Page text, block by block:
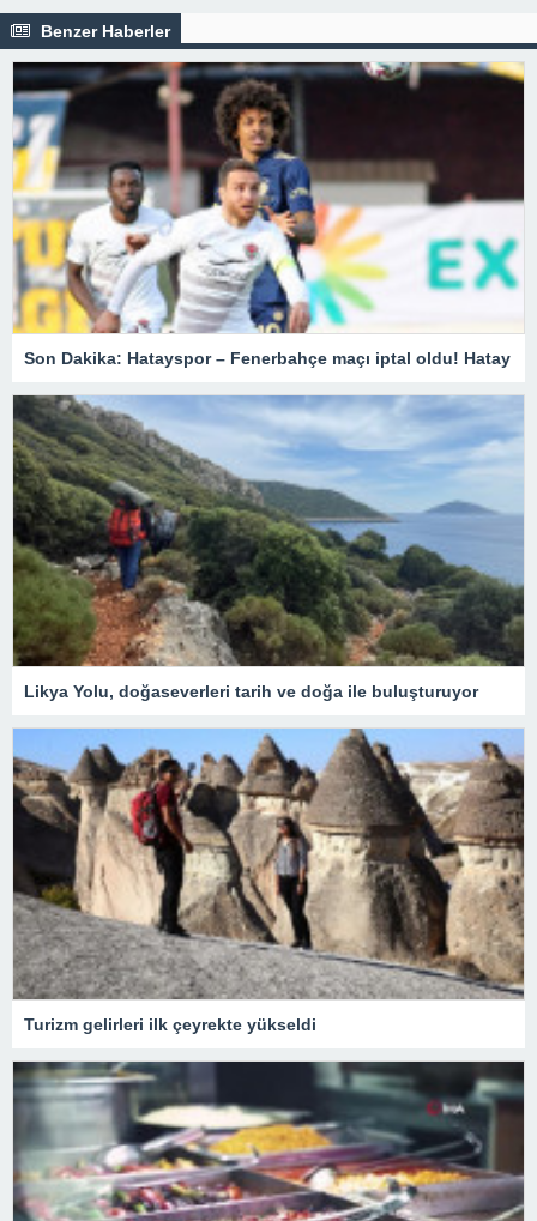
Benzer Haberler
Son Dakika: Hatayspor – Fenerbahçe maçı iptal oldu! Hatay
Likya Yolu, doğaseverleri tarih ve doğa ile buluşturuyor
Turizm gelirleri ilk çeyrekte yükseldi